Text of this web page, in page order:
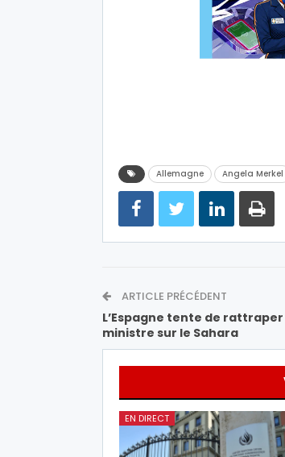
Allemagne Angela Merkel
ARTICLE PRÉCÉDENT
L’Espagne tente de rattraper
ministre sur le Sahara
EN DIRECT